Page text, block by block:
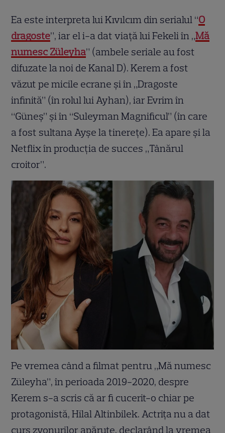
Ea este interpreta lui Kıvılcım din serialul “O
dragoste”, iar el i-a dat viață lui Fekeli în „Mă
numesc Züleyha” (ambele seriale au fost
difuzate la noi de Kanal D). Kerem a fost
văzut pe micile ecrane și în „Dragoste
infinită” (în rolul lui Ayhan), iar Evrim în
“Güneş” și în “Suleyman Magnificul” (în care
a fost sultana Ayşe la tinerețe). Ea apare și la
Netflix în producția de succes „Tânărul
croitor”.
Pe vremea când a filmat pentru „Mă numesc
Züleyha”, în perioada 2019-2020, despre
Kerem s-a scris că ar fi cucerit-o chiar pe
protagonistă, Hilal Altinbilek. Actrița nu a dat
curs zvonurilor apărute, declarând la vremea